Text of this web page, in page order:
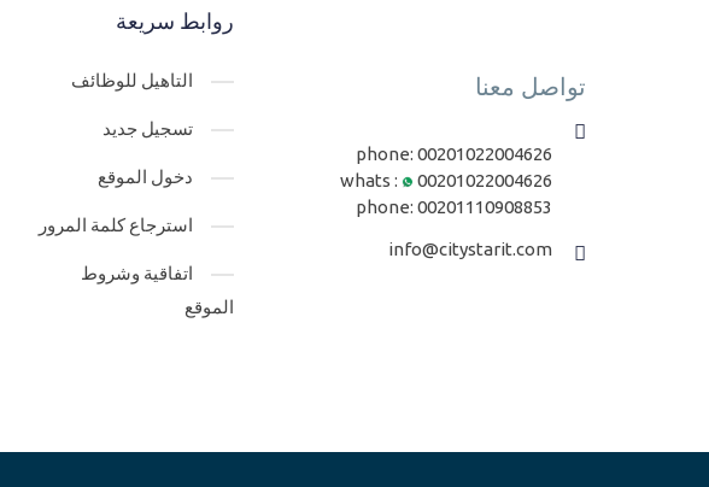
تواصل معنا
phone: 00201022004626
whats :
00201022004626
phone: 00201110908853
info@citystarit.com
روابط سريعة
التاهيل للوظائف
تسجيل جديد
دخول الموقع
استرجاع كلمة المرور
اتفاقية وشروط
الموقع